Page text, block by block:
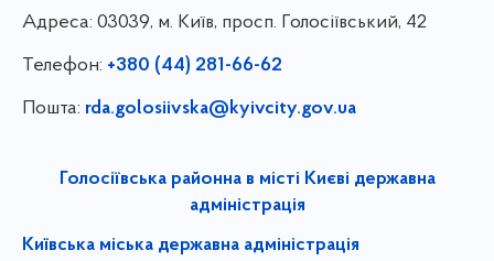
Адреса: 03039, м. Київ, просп. Голосіївський, 42
Телефон: +380 (44) 281-66-62
Пошта: rda.golosiivska@kyivcity.gov.ua
Голосіївська районна в місті Києві державна
адміністрація
Київська міська державна адміністрація